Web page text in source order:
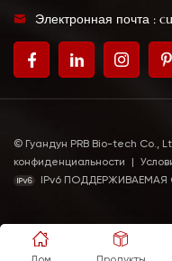
Электронная почта :
© Гуандун PRB Bio-tech Co.,
конфиденциальности
IPv6 ПОДДЕРЖИВАЕМАЯ